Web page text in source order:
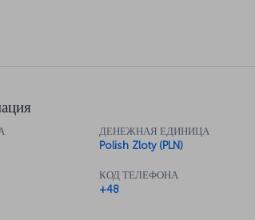
the area. The Czartoryski Museum should also
ДЕНЕЖНАЯ ЕДИНИЦА
Polish Zloty (PLN)
КОД ТЕЛЕФОНА
+48